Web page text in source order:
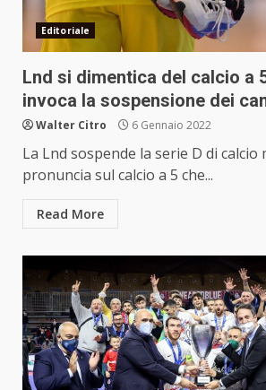
Editoriale
Lnd si dimentica del calcio a
invoca la sospensione dei
Walter Citro 6 Gennaio 2022
La Lnd sospende la serie D di calcio
pronuncia sul calcio a 5 che...
Read More